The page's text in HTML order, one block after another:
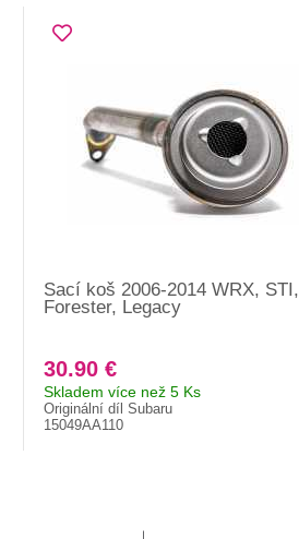
Sací koš 2006-2014 WRX, STI,
Forester, Legacy
30.90 €
Skladem více než 5 Ks
Originální díl Subaru
15049AA110